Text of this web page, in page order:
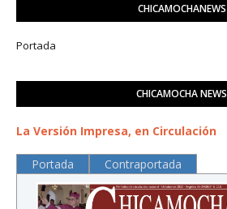
CHICAMOCHANEWS
Portada
CHICAMOCHA NEWS
La Versión Impresa, en Circulación
Portada Contraportada